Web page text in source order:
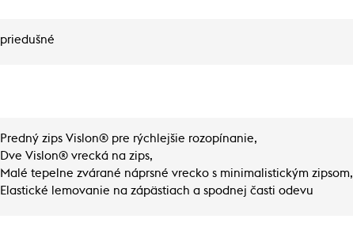
priedušné
Predný zips Vislon® pre rýchlejšie rozopínanie,
Dve Vislon® vrecká na zips,
Malé tepelne zvárané náprsné vrecko s minimalistickým zipsom,
Elastické lemovanie na zápästiach a spodnej časti odevu